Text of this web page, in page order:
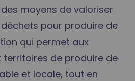
moyens de valoriser
pour produire de
qui permet aux
territoires de produire de
et locale, tout en